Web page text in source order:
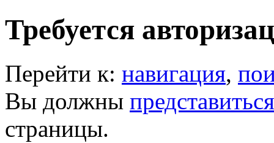
Требуется
Перейти к: навигация,
Вы должны представиться
страницы.